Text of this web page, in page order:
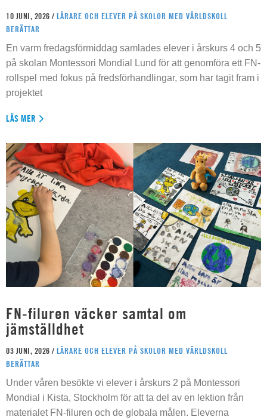
10 JUNI, 2026 / LÄRARE OCH ELEVER PÅ SKOLOR MED VÄRLDSKOLL
BERÄTTAR
En varm fredagsförmiddag samlades elever i årskurs 4 och 5
på skolan Montessori Mondial Lund för att genomföra ett FN-
rollspel med fokus på fredsförhandlingar, som har tagit fram i
projektet
LÄS MER
FN-filuren väcker samtal om
jämställdhet
03 JUNI, 2026 / LÄRARE OCH ELEVER PÅ SKOLOR MED VÄRLDSKOLL
BERÄTTAR
Under våren besökte vi elever i årskurs 2 på Montessori
Mondial i Kista, Stockholm för att ta del av en lektion från
materialet FN-filuren och de globala målen. Eleverna